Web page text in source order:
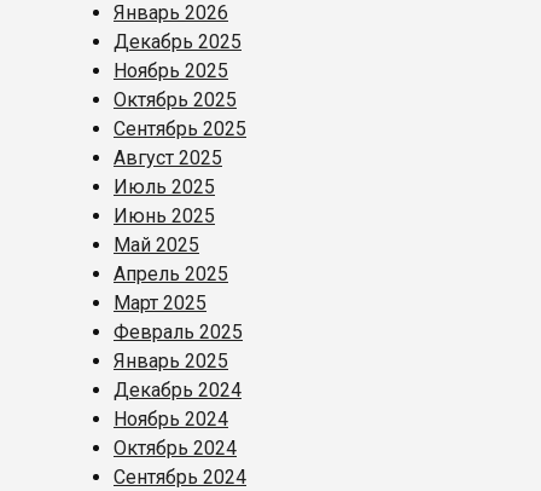
Январь 2026
Декабрь 2025
Ноябрь 2025
Октябрь 2025
Сентябрь 2025
Август 2025
Июль 2025
Июнь 2025
Май 2025
Апрель 2025
Март 2025
Февраль 2025
Январь 2025
Декабрь 2024
Ноябрь 2024
Октябрь 2024
Сентябрь 2024